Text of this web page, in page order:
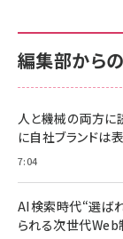
編集部から
人と機械の両方に
に自社ブランドは
7:04
AI検索時代“選ば
られる次世代Web